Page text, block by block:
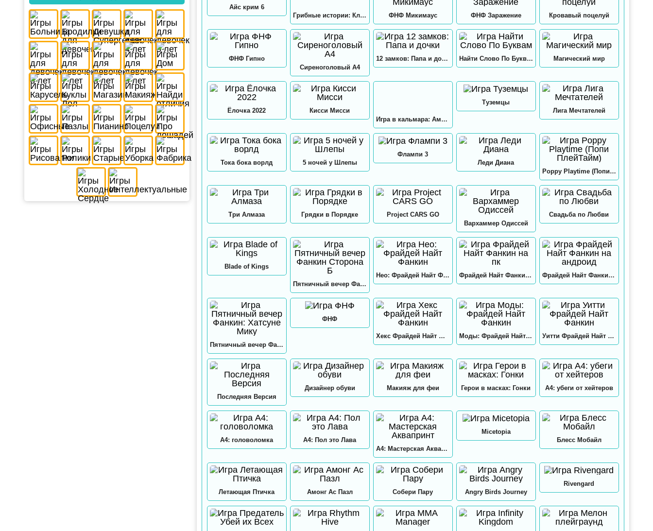
Айс крим 6
Грибные истории: Кликер
ФНФ Микимаус ФНФ Заражение Кровавый поцелуй
ФНФ Гипно
Сиреноголовый А4
12 замков: Папа и дочки Найти Слово По Буквам Магический мир
Ёлочка 2022
Кисси Мисси
Игра в кальмара: Амонг ас
Туземцы
Лига Мечтателей
Тока бока ворлд 5 ночей у Шлепы
Флампи 3
Леди Диана
Poppy Playtime (Попи ПлейТайм)
Три Алмаза Грядки в Порядке
Project CARS GO
Вархаммер Одиссей
Свадьба по Любви
Blade of Kings
Пятничный вечер Фанкин Сторона Б
Нео: Фрайдей Найт Фанкин Фрайдей Найт Фанкин на пк Фрайдей Найт Фанкин на андроид
Пятничный вечер Фанкин: Хатсуне Мику
ФНФ
Хекс Фрайдей Найт Фанкин Моды: Фрайдей Найт Фанкин Уитти Фрайдей Найт Фанкин
Последняя Версия
Дизайнер обуви Макияж для феи Герои в масках: Гонки А4: убеги от хейтеров
А4: головоломка
А4: Пол это Лава
А4: Мастерская Аквапринт
Micetopia
Блесс Мобайл
Летающая Птичка Амонг Ас Пазл Собери Пару Angry Birds Journey
Rivengard